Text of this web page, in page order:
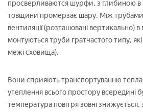
просверливаются шурфи, з глибиною в
товщини промерзає шару. Між трубами
вентиляції (розташовані вертикально)
монтуються труби гратчастого типу,
межі сховища).
Вони сприяють транспортуванню тепла
утеплення всього простору всередині
температура повітря зовні